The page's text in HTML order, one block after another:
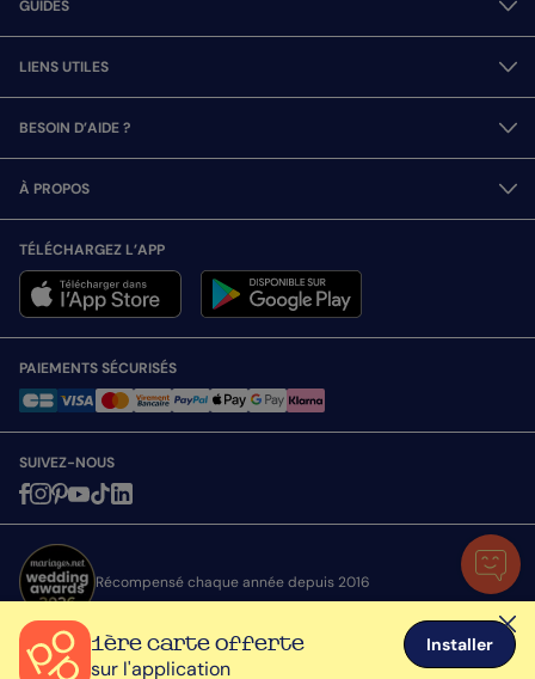
GUIDES
LIENS UTILES
BESOIN D’AIDE ?
À PROPOS
TÉLÉCHARGEZ L’APP
PAIEMENTS SÉCURISÉS
SUIVEZ-NOUS
Récompensé chaque année depuis 2016
Toutes nos cartes sont expédiées avec attention depuis la France © Popcarte.com
1ère carte offerte
sur l'application
Installer